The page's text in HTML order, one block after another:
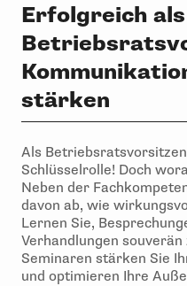
Erfolgreich als
stärken
Als
Schlüsselrolle! Doch
Neben der
davon ab, wie
Lernen Sie,
Verhandlungen
Seminaren stärken Sie
und optimieren Ihre